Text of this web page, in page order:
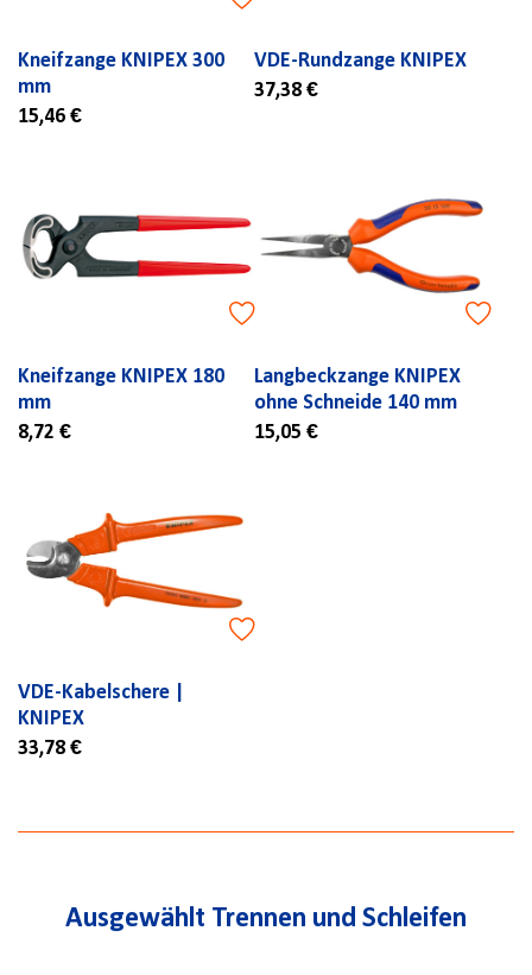
Kneifzange KNIPEX 300
mm
15,46 €
VDE-Rundzange KNIPEX
37,38 €
Kneifzange KNIPEX 180
mm
8,72 €
Langbeckzange KNIPEX
ohne Schneide 140 mm
15,05 €
VDE-Kabelschere |
KNIPEX
33,78 €
Ausgewählt Trennen und Schleifen